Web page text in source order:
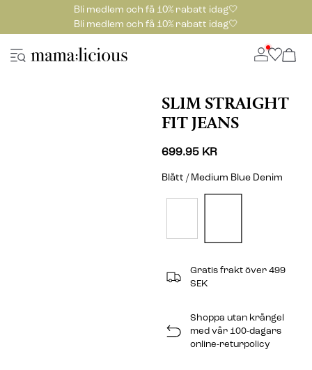
Bli medlem och få 10% rabatt idag🤍
Bli medlem och få 10% rabatt idag🤍
SLIM STRAIGHT
FIT JEANS
699.95 KR
Blått / Medium Blue Denim
Gratis frakt över 499
SEK
Shoppa utan krångel
med vår 100-dagars
online-returpolicy